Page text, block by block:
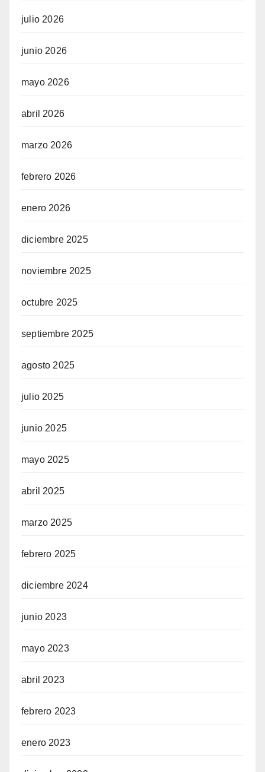
julio 2026
junio 2026
mayo 2026
abril 2026
marzo 2026
febrero 2026
enero 2026
diciembre 2025
noviembre 2025
octubre 2025
septiembre 2025
agosto 2025
julio 2025
junio 2025
mayo 2025
abril 2025
marzo 2025
febrero 2025
diciembre 2024
junio 2023
mayo 2023
abril 2023
febrero 2023
enero 2023